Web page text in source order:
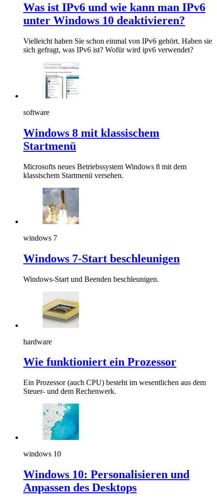
Was ist IPv6 und wie kann man IPv6
unter Windows 10 deaktivieren?
Vielleicht haben Sie schon einmal von IPv6 gehört. Haben sie
sich gefragt, was IPv6 ist? Wofür wird ipv6 verwendet?
software
Windows 8 mit klassischem
Startmenü
Microsofts neues Betriebssystem Windows 8 mit dem
klassischem Startmenü versehen.
windows 7
Windows 7-Start beschleunigen
Windows-Start und Beenden beschleunigen.
hardware
Wie funktioniert ein Prozessor
Ein Prozessor (auch CPU) besteht im wesentlichen aus dem
Steuer- und dem Rechenwerk.
windows 10
Windows 10: Personalisieren und
Anpassen des Desktops